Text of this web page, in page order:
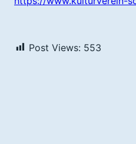
Post Views: 553